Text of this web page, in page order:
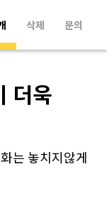
삭제 문의
더욱
는 놓치지않게